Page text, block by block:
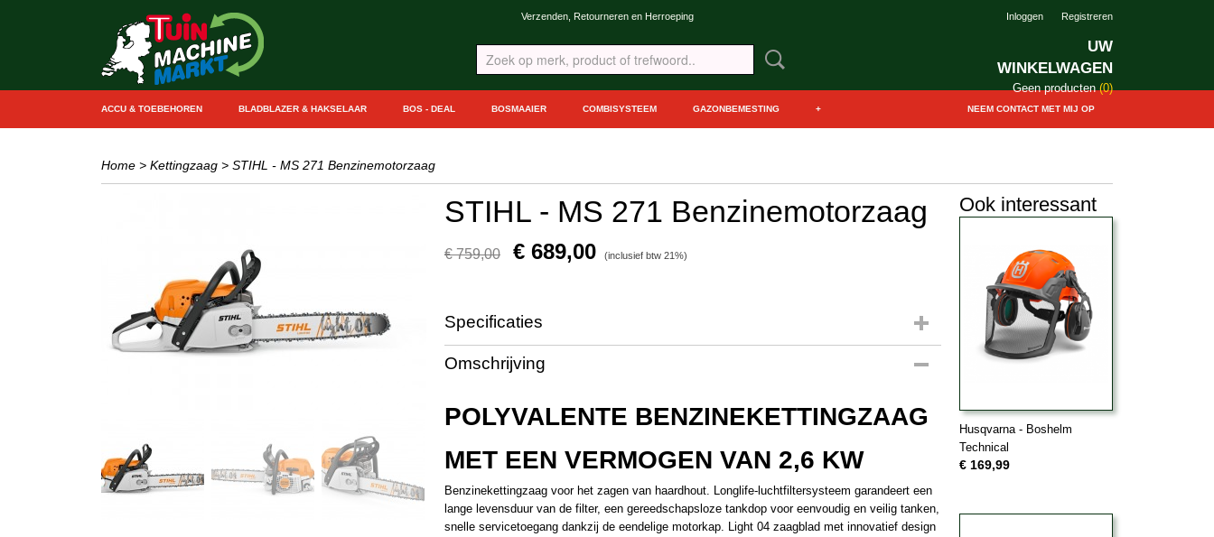
Verzenden, Retourneren en Herroeping Inloggen Registreren
UW
WINKELWAGEN
Geen producten(0)
NEEM CONTACT MET MIJ OP
ACCU & TOEBEHOREN BLADBLAZER & HAKSELAAR BOS - DEAL BOSMAAIER COMBISYSTEEM GAZONBEMESTING +
Home > Kettingzaag > STIHL - MS 271 Benzinemotorzaag
STIHL - MS 271 Benzinemotorzaag
€ 759,00 € 689,00 (inclusief btw 21%)
Specificaties
Productcode
Productcode leverancier
Omschrijving
POLYVALENTE BENZINEKETTINGZAAG
MET EEN VERMOGEN VAN 2,6 KW
Benzinekettingzaag voor het zagen van haardhout. Longlife-luchtfiltersysteem garandeert een
lange levensduur van de filter, een gereedschapsloze tankdop voor eenvoudig en veilig tanken,
snelle servicetoegang dankzij de eendelige motorkap. Light 04 zaagblad met innovatief design
Ook interessant
Husqvarna - Boshelm
Technical
€ 169,99